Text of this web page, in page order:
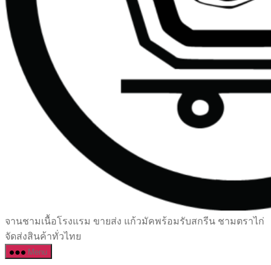
เซรามิค
ครบ
ครัน
จานชามเนื้อโรงแรม ขายส่ง แก้วมัคพร้อมรับสกรีน ชามตราไก่
จัดส่งสินค้าทั่วไทย
Menu